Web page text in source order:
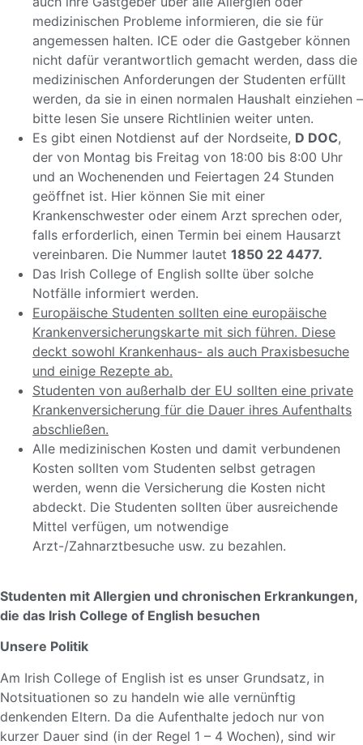
medizinischen Probleme informieren, die sie für
angemessen halten. ICE oder die Gastgeber können
nicht dafür verantwortlich gemacht werden, dass die
medizinischen Anforderungen der Studenten erfüllt
werden, da sie in einen normalen Haushalt einziehen –
bitte lesen Sie unsere Richtlinien weiter unten.
Es gibt einen Notdienst auf der Nordseite, D DOC,
der von Montag bis Freitag von 18:00 bis 8:00 Uhr
und an Wochenenden und Feiertagen 24 Stunden
geöffnet ist. Hier können Sie mit einer
Krankenschwester oder einem Arzt sprechen oder,
falls erforderlich, einen Termin bei einem Hausarzt
vereinbaren. Die Nummer lautet 1850 22 4477.
Das Irish College of English sollte über solche
Notfälle informiert werden.
Europäische Studenten sollten eine europäische
Krankenversicherungskarte mit sich führen. Diese
deckt sowohl Krankenhaus- als auch Praxisbesuche
und einige Rezepte ab.
Studenten von außerhalb der EU sollten eine private
Krankenversicherung für die Dauer ihres Aufenthalts
abschließen.
Alle medizinischen Kosten und damit verbundenen
Kosten sollten vom Studenten selbst getragen
werden, wenn die Versicherung die Kosten nicht
abdeckt. Die Studenten sollten über ausreichende
Mittel verfügen, um notwendige
Arzt-/Zahnarztbesuche usw. zu bezahlen.
Studenten mit Allergien und chronischen Erkrankungen,
die das Irish College of English besuchen
Unsere Politik
Am Irish College of English ist es unser Grundsatz, in
Notsituationen so zu handeln wie alle vernünftig
denkenden Eltern. Da die Aufenthalte jedoch nur von
kurzer Dauer sind (in der Regel 1 – 4 Wochen), sind wir